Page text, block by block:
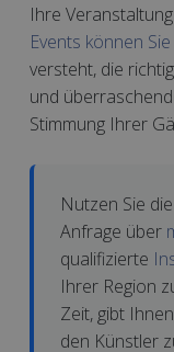
Ihre
Events können
versteht, die
und
Stimmung Ihrer
Nutzen Sie
Anfrage über
qualifizierte
Ihrer Region
Zeit, gibt
den Künstler